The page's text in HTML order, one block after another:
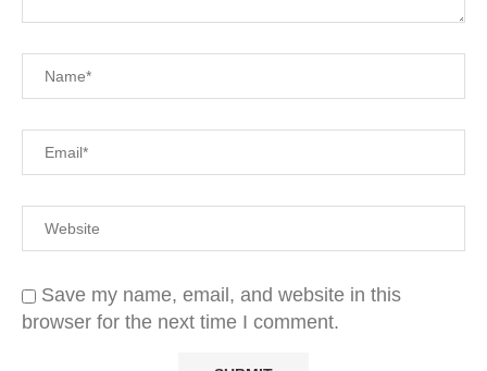
Save my name, email, and website in this
browser for the next time I comment.